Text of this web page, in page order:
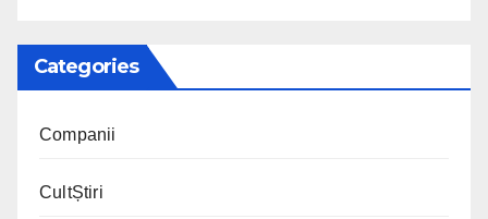
Categories
Companii
CultȘtiri